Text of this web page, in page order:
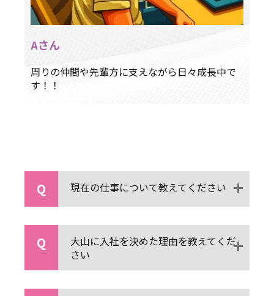
Aさん
周りの仲間や先輩方に支えながら日々成長中で
す！！
Q 現在の仕事について教えてください
Q
大山に入社を決めた理由を教えてくだ
さい